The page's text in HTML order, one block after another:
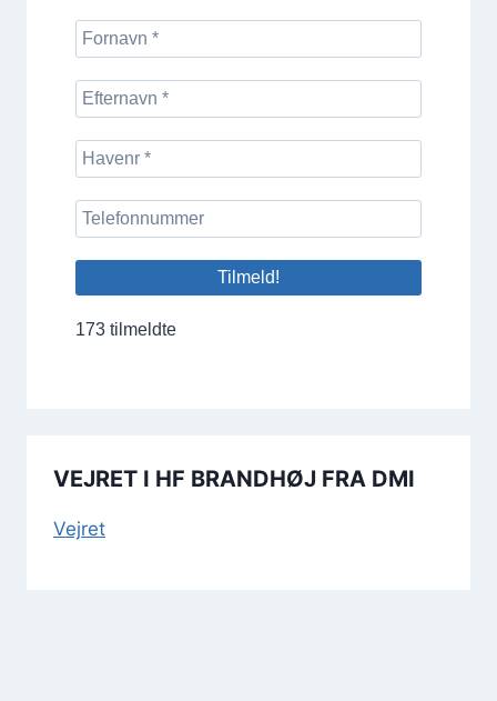
173 tilmeldte
VEJRET I HF BRANDHØJ FRA DMI
Vej­ret